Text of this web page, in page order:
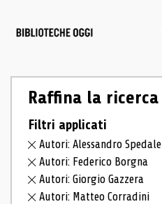
Raffina la ricerca
Filtri applicati
Autori: Alessandro Spedale
Autori: Federico Borgna
Autori: Giorgio Gazzera
Autori: Matteo Corradini